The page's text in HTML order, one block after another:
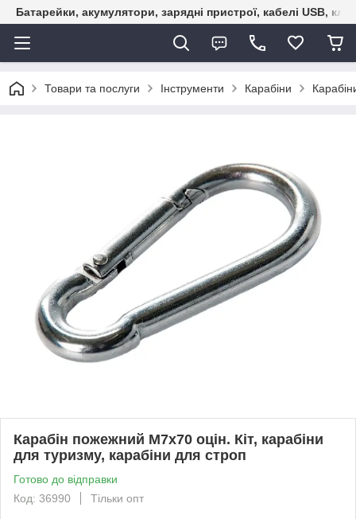
Батарейки, акумулятори, зарядні пристрої, кабелі USB,
Товари та послуги Інструменти Карабіни
Карабін пожежний М7х70 оцін. Кіт, карабіни
для туризму, карабіни для строп
Готово до відправки
Код: 36990
Тільки опт